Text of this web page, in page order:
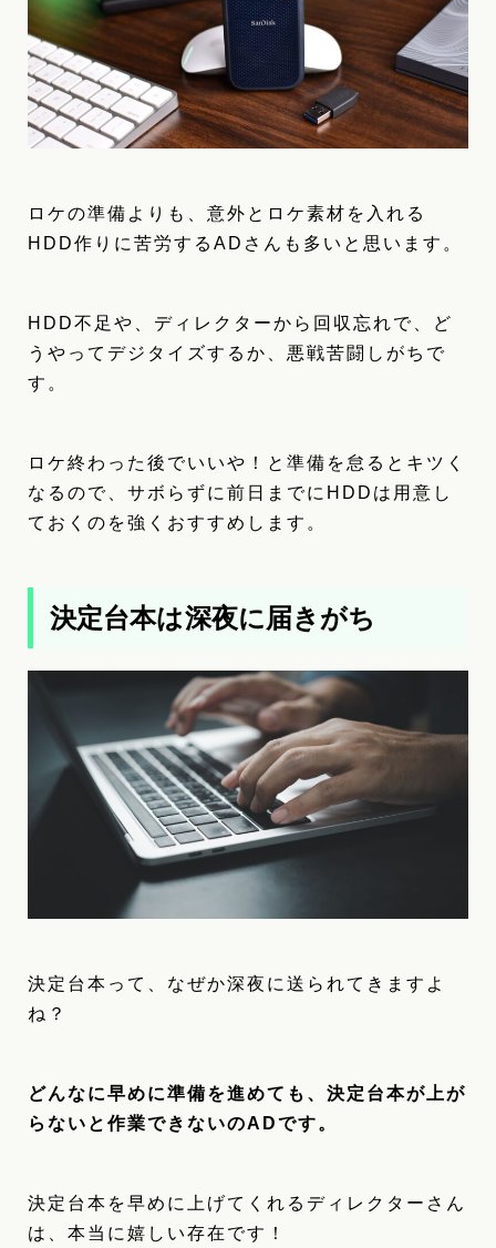
ロケの準備よりも、意外とロケ素材を入れる
HDD作りに苦労するADさんも多いと思います。
HDD不足や、ディレクターから回収忘れで、ど
うやってデジタイズするか、悪戦苦闘しがちで
す。
ロケ終わった後でいいや！と準備を怠るとキツく
なるので、サボらずに前日までにHDDは用意し
ておくのを強くおすすめします。
決定台本は深夜に届きがち
決定台本って、なぜか深夜に送られてきますよ
ね？
どんなに早めに準備を進めても、決定台本が上が
らないと作業できないのADです。
決定台本を早めに上げてくれるディレクターさん
は、本当に嬉しい存在です！